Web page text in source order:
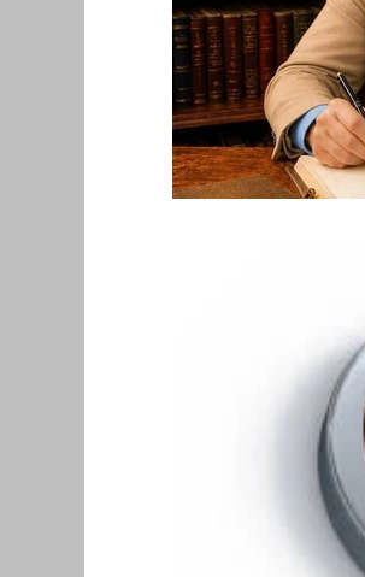
Relazioni Internazionali